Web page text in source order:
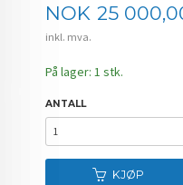
Pris
NOK 25
inkl. mva.
På lager: 1 stk.
ANTALL
KJØP